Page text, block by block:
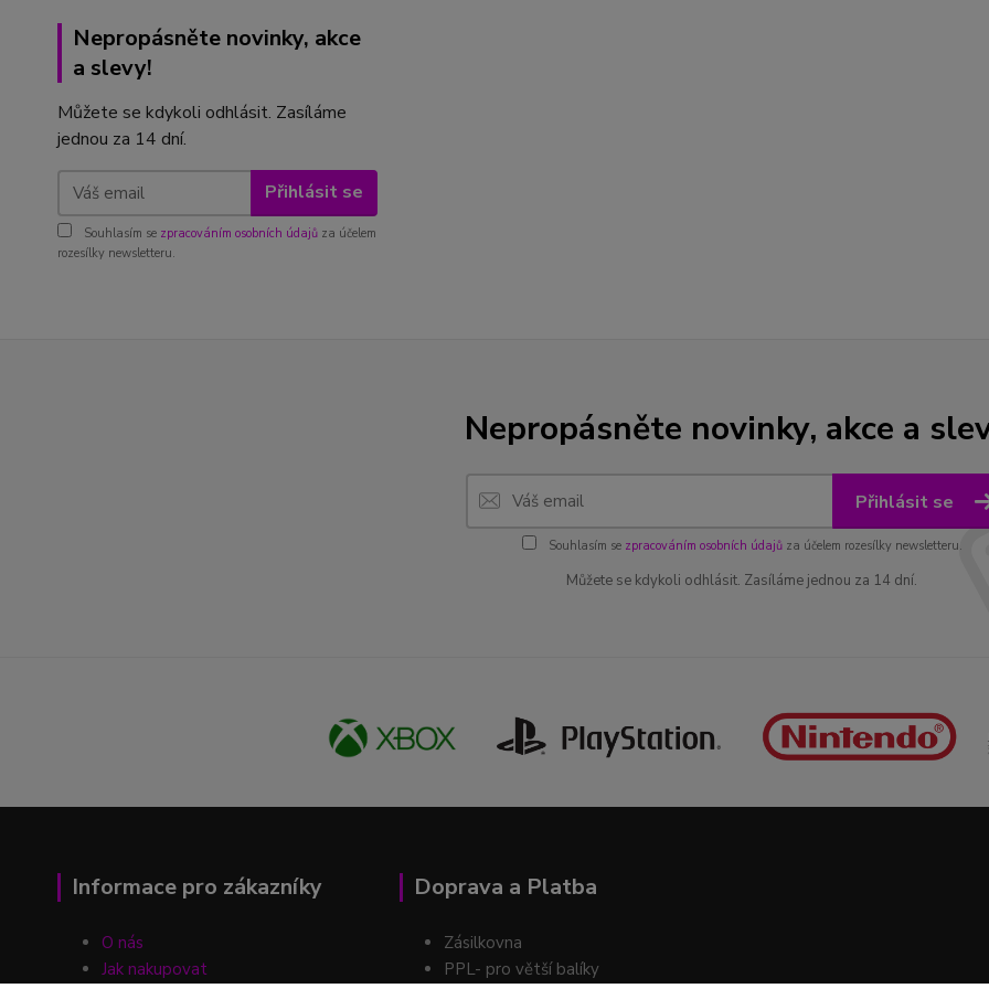
Nepropásněte novinky, akce
a slevy!
Můžete se kdykoli odhlásit. Zasíláme
jednou za 14 dní.
Přihlásit se
Souhlasím se zpracováním osobních údajů za účelem
rozesílky newsletteru.
Nepropásněte novinky, akce a
Přihlásit se
Souhlasím se zpracováním osobních údajůza účelem rozesílky newsletteru.
Můžete se kdykoli odhlásit. Zasíláme jednou za 14 dní.
Informace pro zákazníky
O nás
Jak nakupovat
Doprava a Platba
Zásilkovna
PPL- pro větší balíky